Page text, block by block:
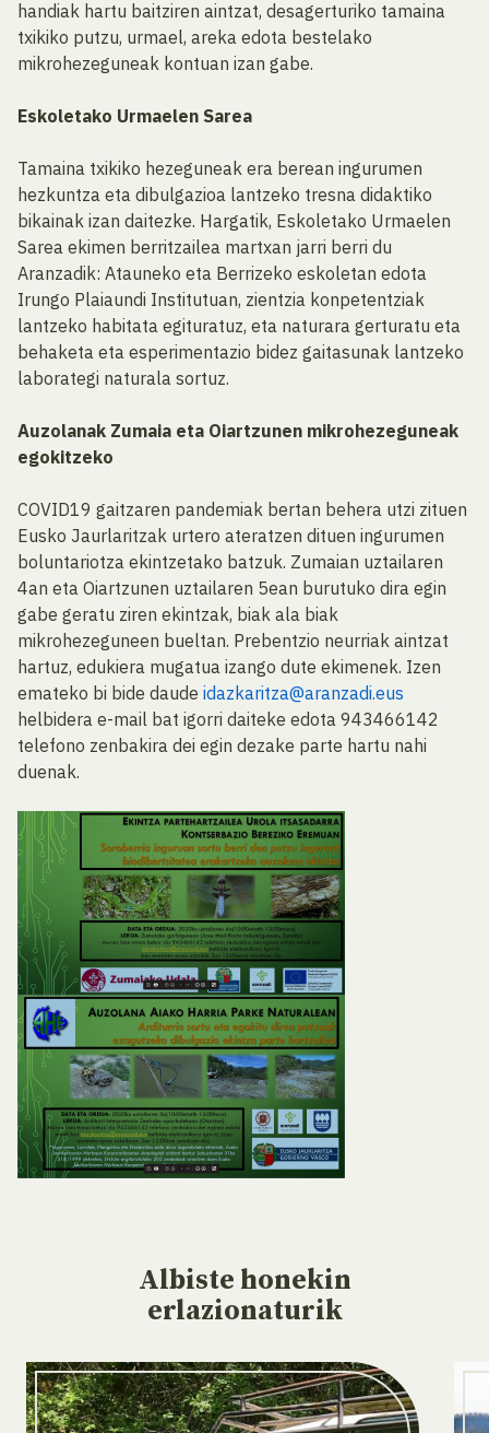
handiak hartu baitziren aintzat, desagerturiko tamaina
txikiko putzu, urmael, areka edota bestelako
mikrohezeguneak kontuan izan gabe.
Eskoletako Urmaelen Sarea
Tamaina txikiko hezeguneak era berean ingurumen
hezkuntza eta dibulgazioa lantzeko tresna didaktiko
bikainak izan daitezke. Hargatik, Eskoletako Urmaelen
Sarea ekimen berritzailea martxan jarri berri du
Aranzadik: Atauneko eta Berrizeko eskoletan edota
Irungo Plaiaundi Institutuan, zientzia konpetentziak
lantzeko habitata egituratuz, eta naturara gerturatu eta
behaketa eta esperimentazio bidez gaitasunak lantzeko
laborategi naturala sortuz.
Auzolanak Zumaia eta Oiartzunen mikrohezeguneak
egokitzeko
COVID19 gaitzaren pandemiak bertan behera utzi zituen
Eusko Jaurlaritzak urtero ateratzen dituen ingurumen
boluntariotza ekintzetako batzuk. Zumaian uztailaren
4an eta Oiartzunen uztailaren 5ean burutuko dira egin
gabe geratu ziren ekintzak, biak ala biak
mikrohezeguneen bueltan. Prebentzio neurriak aintzat
hartuz, edukiera mugatua izango dute ekimenek. Izen
emateko bi bide daude idazkaritza@aranzadi.eus
helbidera e-mail bat igorri daiteke edota 943466142
telefono zenbakira dei egin dezake parte hartu nahi
duenak.
Albiste honekin
erlazionaturik